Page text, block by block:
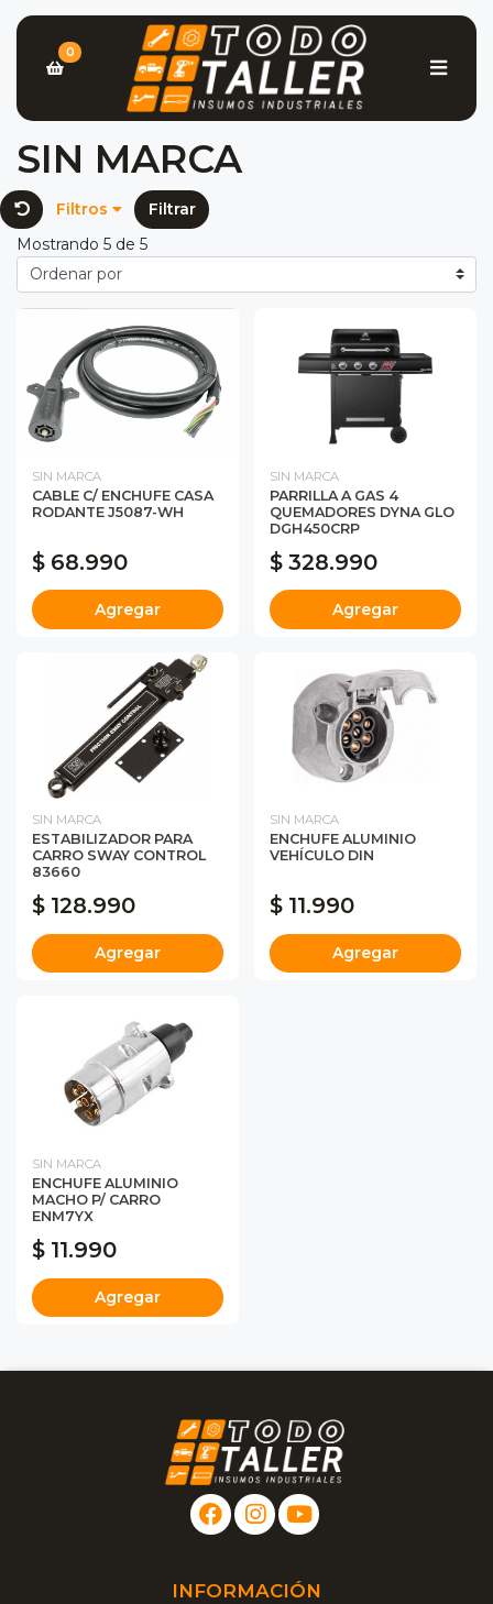
0
SIN MARCA
Filtros
Filtrar
Mostrando 5 de 5
SIN MARCA
CABLE C/ ENCHUFE CASA
RODANTE J5087-WH
$ 68.990
Agregar
SIN MARCA
PARRILLA A GAS 4
QUEMADORES DYNA GLO
DGH450CRP
$ 328.990
Agregar
SIN MARCA
ESTABILIZADOR PARA
CARRO SWAY CONTROL
83660
$ 128.990
Agregar
SIN MARCA
ENCHUFE ALUMINIO
VEHÍCULO DIN
$ 11.990
Agregar
SIN MARCA
ENCHUFE ALUMINIO
MACHO P/ CARRO
ENM7YX
$ 11.990
Agregar
INFORMACIÓN